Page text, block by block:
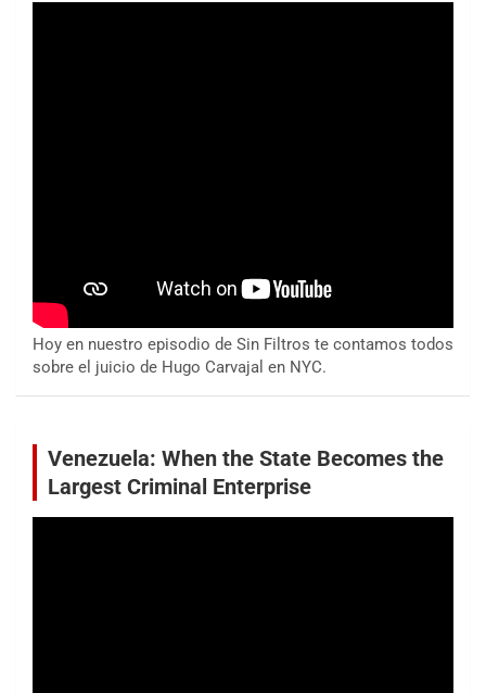
Hoy en nuestro episodio de Sin Filtros te contamos todos
sobre el juicio de Hugo Carvajal en NYC.
Venezuela: When the State Becomes the
Largest Criminal Enterprise